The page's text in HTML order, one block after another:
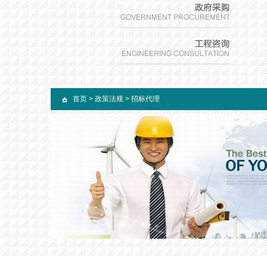
首页 > 政策法规 > 招标代理